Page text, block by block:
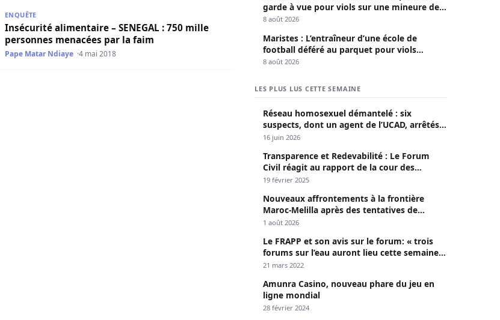
Insécurité alimentaire – SENEGAL : 750 mille personnes menacées par la faim
ENQUÊTE
Insécurité alimentaire – SENEGAL : 750 mille
personnes menacées par la faim
Pape Matar Ndiaye 4 mai 2018
garde à vue pour viols sur une mineure de
13 ans
8 août 2026
Maristes : L’entraîneur d’une école de
football déféré au parquet pour viols
répétés sur mineurs
8 août 2026
LES PLUS LUS CETTE SEMAINE
Réseau homosexuel démantelé : six
suspects, dont un agent de l’UCAD, arrêtés à
Keur Massar ; l’un avoue avoir propagé le
16 juin 2026
Transparence et Redevabilité : Le Forum
Civil réagit au rapport de la cour des
comptes
19 février 2025
Nouveaux affrontements à la frontière
Maroc-Melilla après des tentatives de
passage
1 août 2026
Le FRAPP et son avis sur le forum: « trois
forums sur l’eau auront lieu cette semaine à
Dakar »
21 mars 2022
Amunra Casino, nouveau phare du jeu en
ligne mondial
28 février 2024